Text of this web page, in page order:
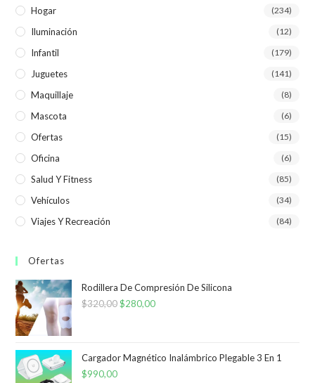
Hogar (234)
Iluminación (12)
Infantil (179)
Juguetes (141)
Maquillaje (8)
Mascota (6)
Ofertas (15)
Oficina (6)
Salud Y Fitness (85)
Vehículos (34)
Viajes Y Recreación (84)
Ofertas
Rodillera De Compresión De Silicona
$320,00El
era:
$280,00El
es:
Cargador Magnético Inalámbrico Plegable 3 En 1
$990,00